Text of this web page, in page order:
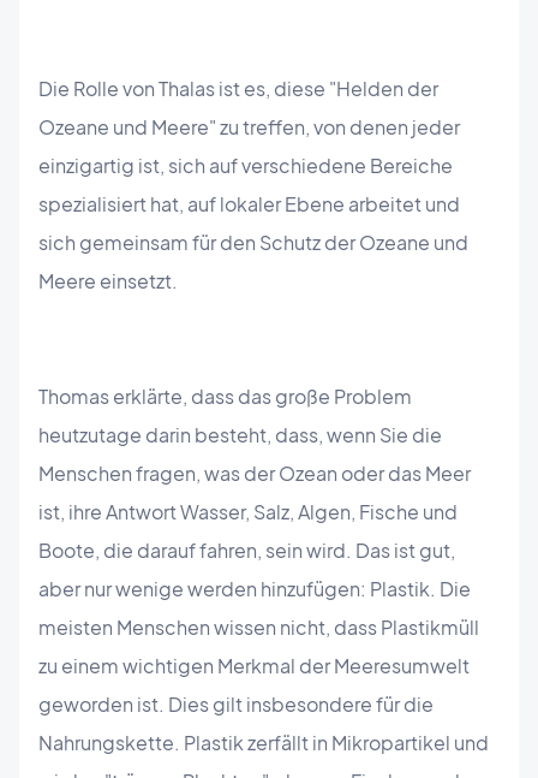
Die Rolle von Thalas ist es, diese "Helden der
Ozeane und Meere" zu treffen, von denen jeder
einzigartig ist, sich auf verschiedene Bereiche
spezialisiert hat, auf lokaler Ebene arbeitet und
sich gemeinsam für den Schutz der Ozeane und
Meere einsetzt.
Thomas erklärte, dass das große Problem
heutzutage darin besteht, dass, wenn Sie die
Menschen fragen, was der Ozean oder das Meer
ist, ihre Antwort Wasser, Salz, Algen, Fische und
Boote, die darauf fahren, sein wird. Das ist gut,
aber nur wenige werden hinzufügen: Plastik. Die
meisten Menschen wissen nicht, dass Plastikmüll
zu einem wichtigen Merkmal der Meeresumwelt
geworden ist. Dies gilt insbesondere für die
Nahrungskette. Plastik zerfällt in Mikropartikel und